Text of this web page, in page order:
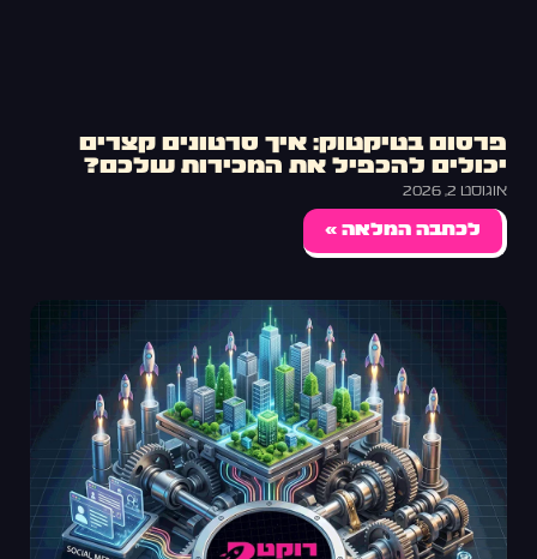
פרסום בטיקטוק: איך סרטונים קצרים
יכולים להכפיל את המכירות שלכם?
אוגוסט 2, 2026
לכתבה המלאה »